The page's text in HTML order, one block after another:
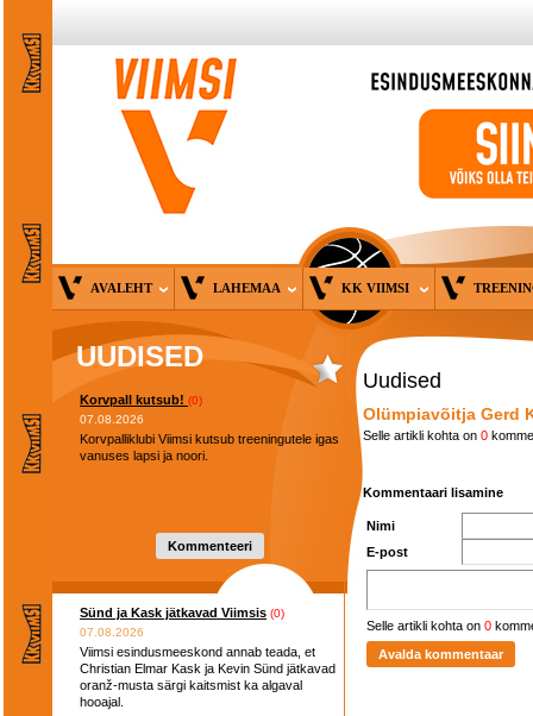
AVALEHT LAHEMAA KK VIIMSI
UUDISED
Korvpall kutsub! (0)
07.08.2026
Korvpalliklubi Viimsi kutsub treeningutele igas
vanuses lapsi ja noori.
Kommenteeri
Sünd ja Kask jätkavad Viimsis (0)
07.08.2026
Viimsi esindusmeeskond annab teada, et
Christian Elmar Kask ja Kevin Sünd jätkavad
oranž-musta särgi kaitsmist ka algaval
hooajal.
Uudised
Olümpiavõitja Gerd
Selle artikli kohta on 0
Kommentaari lisamine
Nimi
E-post
Selle artikli kohta on 0